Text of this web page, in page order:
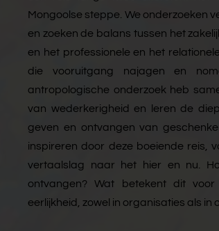
Mongoolse steppe. We onderzoeken
en zoeken de balans tussen het
en het professionele en het
die vooruitgang najagen en
antropologische onderzoek heb
van wederkerigheid en leren de
geven en ontvangen van
inspireren door deze boeiende reis,
vertaalslag naar het hier en nu.
ontvangen? Wat betekent dit
eerlijkheid, zowel in organisaties als in